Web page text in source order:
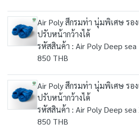
Air Poly สีกรมท่า นุ่มพิเศษ รอ
ปรับหน้ากว้างได้
รหัสสินค้า : Air Poly Deep sea
850 THB
Air Poly สีกรมท่า นุ่มพิเศษ รอ
ปรับหน้ากว้างได้
รหัสสินค้า : Air Poly Deep sea
850 THB